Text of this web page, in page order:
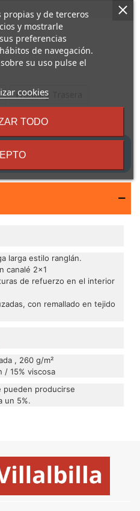
Frontal y Trasera
larga estilo ranglán.
canalé 2x1
de refuerzo en el interior
con remallado en tejido
, 260 g/m²
/ 15% viscosa
pueden producirse
un 5%.
propias y de terceros
y mostrarle
preferencias
de navegación.
su uso pulse el
cookies
TODO